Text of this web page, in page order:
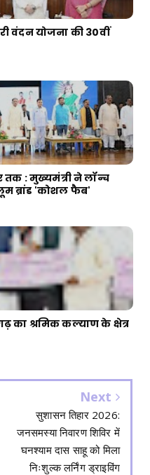
वंदन योजना की 30वीं
तक : मुख्यमंत्री ने लॉन्च
ब्रांड 'कोशल फैब'
का श्रमिक कल्याण के क्षेत्र
Next
सुशासन तिहार 2026:
जनसमस्या निवारण शिविर में
घनश्याम दास साहू को मिला
निःशुल्क लर्निंग ड्राइविंग